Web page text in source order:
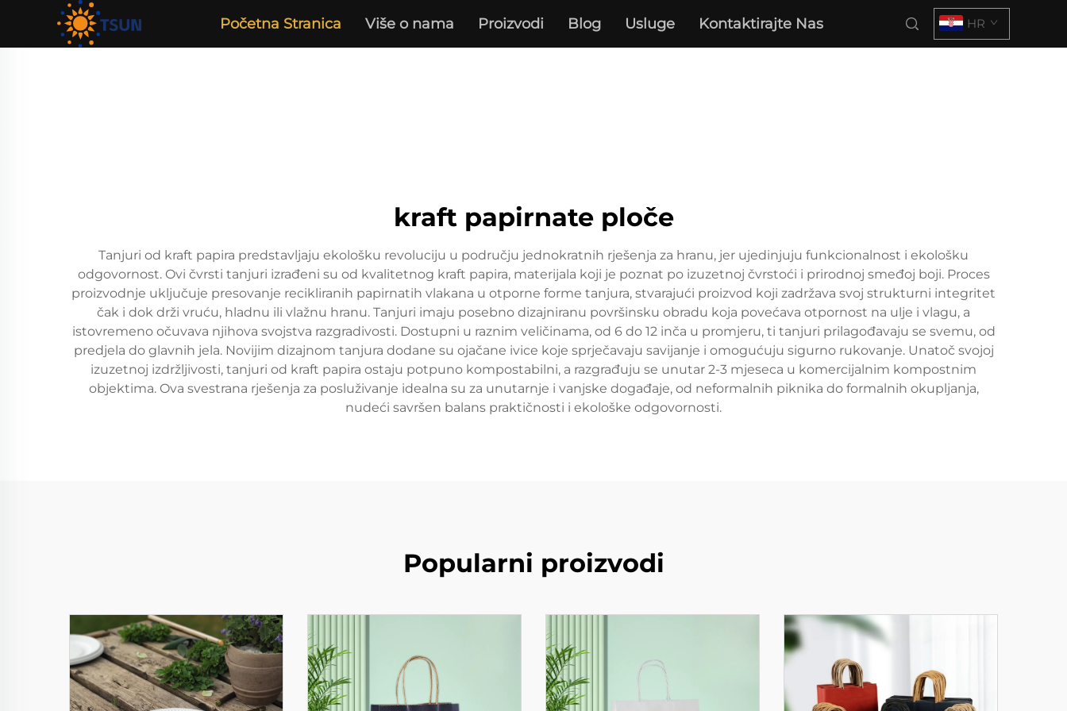
Početna Stranica Više o nama Proizvodi Blog Usluge Kontaktirajte Nas HR
kraft papirnate ploče
Tanjuri od kraft papira predstavljaju ekološku revoluciju u području jednokratnih rješenja za hranu, jer ujedinjuju funkcionalnost i ekološku
odgovornost. Ovi čvrsti tanjuri izrađeni su od kvalitetnog kraft papira, materijala koji je poznat po izuzetnoj čvrstoći i prirodnoj smeđoj boji. Proces
proizvodnje uključuje presovanje recikliranih papirnatih vlakana u otporne forme tanjura, stvarajući proizvod koji zadržava svoj strukturni integritet
čak i dok drži vruću, hladnu ili vlažnu hranu. Tanjuri imaju posebno dizajniranu površinsku obradu koja povećava otpornost na ulje i vlagu, a
istovremeno očuvava njihova svojstva razgradivosti. Dostupni u raznim veličinama, od 6 do 12 inča u promjeru, ti tanjuri prilagođavaju se svemu, od
predjela do glavnih jela. Novijim dizajnom tanjura dodane su ojačane ivice koje sprječavaju savijanje i omogućuju sigurno rukovanje. Unatoč svojoj
izuzetnoj izdržljivosti, tanjuri od kraft papira ostaju potpuno kompostabilni, a razgrađuju se unutar 2-3 mjeseca u komercijalnim kompostnim
objektima. Ova svestrana rješenja za posluživanje idealna su za unutarnje i vanjske događaje, od neformalnih piknika do formalnih okupljanja,
nudeći savršen balans praktičnosti i ekološke odgovornosti.
Popularni proizvodi